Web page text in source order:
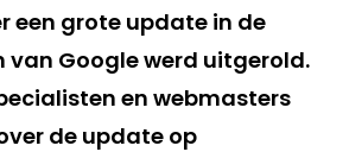
een grote update in de
van Google werd uitgerold.
en webmasters
de update op